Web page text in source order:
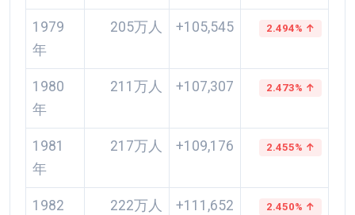
1979
年
205万人 +105,545 2.494% ↑
1980
年
211万人 +107,307 2.473% ↑
1981
年
217万人 +109,176 2.455% ↑
1982
222万人 +111,652 2.450% ↑